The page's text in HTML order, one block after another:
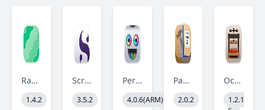
Radiccio
1.4.2
Scrivener
3.5.2
Permute
4.0.6(ARM)
Package Builder
2.0.2
Octavo
1.2.1